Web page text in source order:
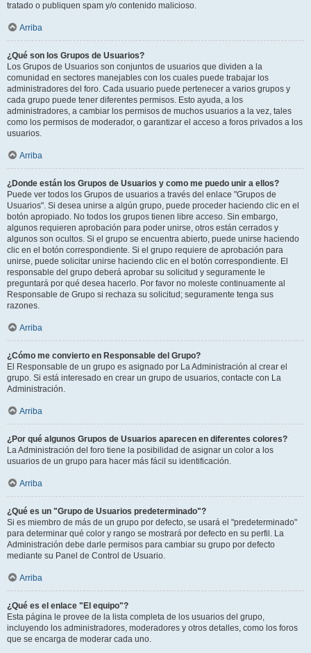
tratado o publiquen spam y/o contenido malicioso.
Arriba
¿Qué son los Grupos de Usuarios?
Los Grupos de Usuarios son conjuntos de usuarios que dividen a la
comunidad en sectores manejables con los cuales puede trabajar los
administradores del foro. Cada usuario puede pertenecer a varios grupos y
cada grupo puede tener diferentes permisos. Esto ayuda, a los
administradores, a cambiar los permisos de muchos usuarios a la vez, tales
como los permisos de moderador, o garantizar el acceso a foros privados a los
usuarios.
Arriba
¿Donde están los Grupos de Usuarios y como me puedo unir a ellos?
Puede ver todos los Grupos de usuarios a través del enlace "Grupos de
Usuarios". Si desea unirse a algún grupo, puede proceder haciendo clic en el
botón apropiado. No todos los grupos tienen libre acceso. Sin embargo,
algunos requieren aprobación para poder unirse, otros están cerrados y
algunos son ocultos. Si el grupo se encuentra abierto, puede unirse haciendo
clic en el botón correspondiente. Si el grupo requiere de aprobación para
unirse, puede solicitar unirse haciendo clic en el botón correspondiente. El
responsable del grupo deberá aprobar su solicitud y seguramente le
preguntará por qué desea hacerlo. Por favor no moleste continuamente al
Responsable de Grupo si rechaza su solicitud; seguramente tenga sus
razones.
Arriba
¿Cómo me convierto en Responsable del Grupo?
El Responsable de un grupo es asignado por La Administración al crear el
grupo. Si está interesado en crear un grupo de usuarios, contacte con La
Administración.
Arriba
¿Por qué algunos Grupos de Usuarios aparecen en diferentes colores?
La Administración del foro tiene la posibilidad de asignar un color a los
usuarios de un grupo para hacer más fácil su identificación.
Arriba
¿Qué es un "Grupo de Usuarios predeterminado"?
Si es miembro de más de un grupo por defecto, se usará el "predeterminado"
para determinar qué color y rango se mostrará por defecto en su perfil. La
Administración debe darle permisos para cambiar su grupo por defecto
mediante su Panel de Control de Usuario.
Arriba
¿Qué es el enlace "El equipo"?
Esta página le provee de la lista completa de los usuarios del grupo,
incluyendo los administradores, moderadores y otros detalles, como los foros
que se encarga de moderar cada uno.